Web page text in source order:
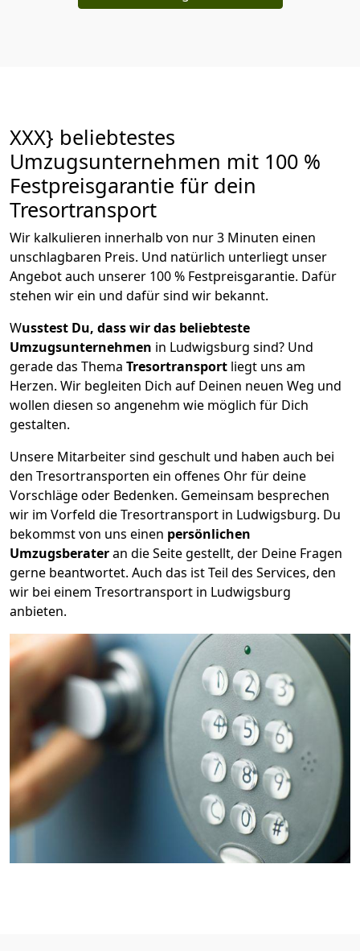
XXX} beliebtestes
Umzugsunternehmen mit 100 %
Festpreisgarantie für dein
Tresortransport
Wir kalkulieren innerhalb von nur 3 Minuten einen
unschlagbaren Preis. Und natürlich unterliegt unser
Angebot auch unserer 100 % Festpreisgarantie. Dafür
stehen wir ein und dafür sind wir bekannt.
Wusstest Du, dass wir das beliebteste
Umzugsunternehmen in Ludwigsburg sind? Und
gerade das Thema Tresortransport liegt uns am
Herzen. Wir begleiten Dich auf Deinen neuen Weg und
wollen diesen so angenehm wie möglich für Dich
gestalten.
Unsere Mitarbeiter sind geschult und haben auch bei
den Tresortransporten ein offenes Ohr für deine
Vorschläge oder Bedenken. Gemeinsam besprechen
wir im Vorfeld die Tresortransport in Ludwigsburg. Du
bekommst von uns einen persönlichen
Umzugsberateran die Seite gestellt, der Deine Fragen
gerne beantwortet. Auch das ist Teil des Services, den
wir bei einem Tresortransport in Ludwigsburg
anbieten.